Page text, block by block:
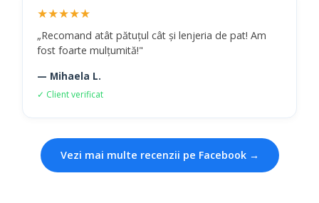
★★★★★
„Recomand atât pătuțul cât și lenjeria de pat! Am
fost foarte mulțumită!"
— Mihaela L.
✓ Client verificat
Vezi mai multe recenzii pe Facebook →